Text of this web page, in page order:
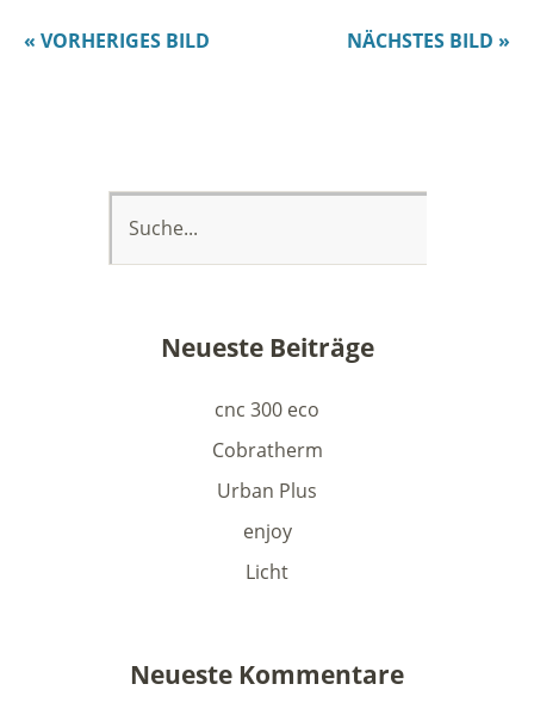
« VORHERIGES BILD NÄCHSTES BILD »
Neueste Beiträge
cnc 300 eco
Cobratherm
Urban Plus
enjoy
Licht
Neueste Kommentare